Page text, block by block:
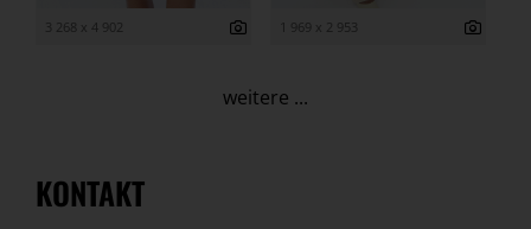
3 268 x 4 902 1 969 x 2 953
weitere ...
KONTAKT